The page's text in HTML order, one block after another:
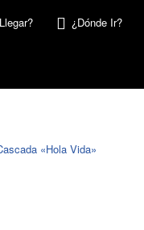
¿Dónde Ir?
«Hola Vida»